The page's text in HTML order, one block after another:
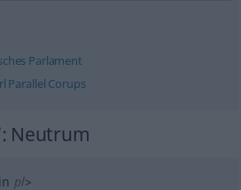
Parlament
Parallel Corups
: Neutrum
pl>